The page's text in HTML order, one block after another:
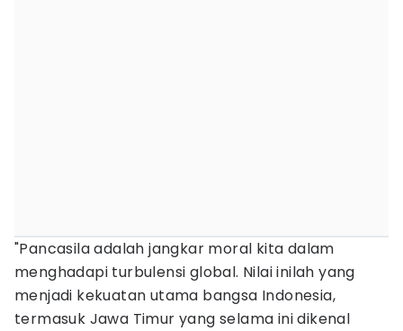
"Pancasila adalah jangkar moral kita dalam
menghadapi turbulensi global. Nilai inilah yang
menjadi kekuatan utama bangsa Indonesia,
termasuk Jawa Timur yang selama ini dikenal